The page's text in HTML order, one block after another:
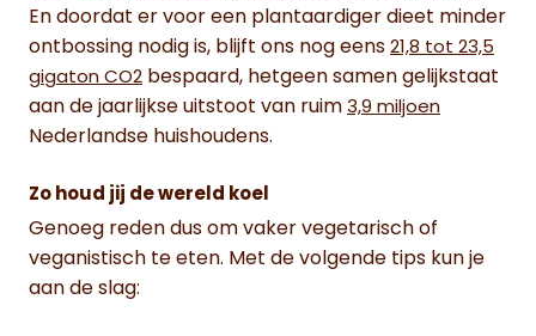
En doordat er voor een plantaardiger dieet minder
ontbossing nodig is, blijft ons nog eens 21,8 tot 23,5
gigaton CO2 bespaard, hetgeen samen gelijkstaat
aan de jaarlijkse uitstoot van ruim 3,9 miljoen
Nederlandse huishoudens.
Zo houd jij de wereld koel
Genoeg reden dus om vaker vegetarisch of
veganistisch te eten. Met de volgende tips kun je
aan de slag: